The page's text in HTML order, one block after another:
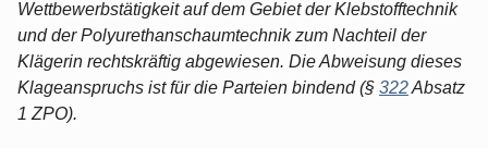
Wettbewerbstätigkeit auf dem Gebiet der Klebstofftechnik
und der Polyurethanschaumtechnik zum Nachteil der
Klägerin rechtskräftig abgewiesen. Die Abweisung dieses
Klageanspruchs ist für die Parteien bindend (§ 322Absatz
1 ZPO).